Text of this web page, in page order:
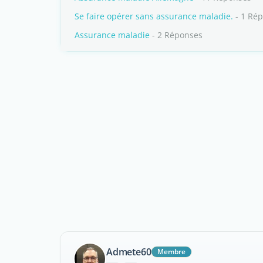
Se faire opérer sans assurance maladie. - 1
Assurance maladie - 2 Réponses
Admete60
Membre